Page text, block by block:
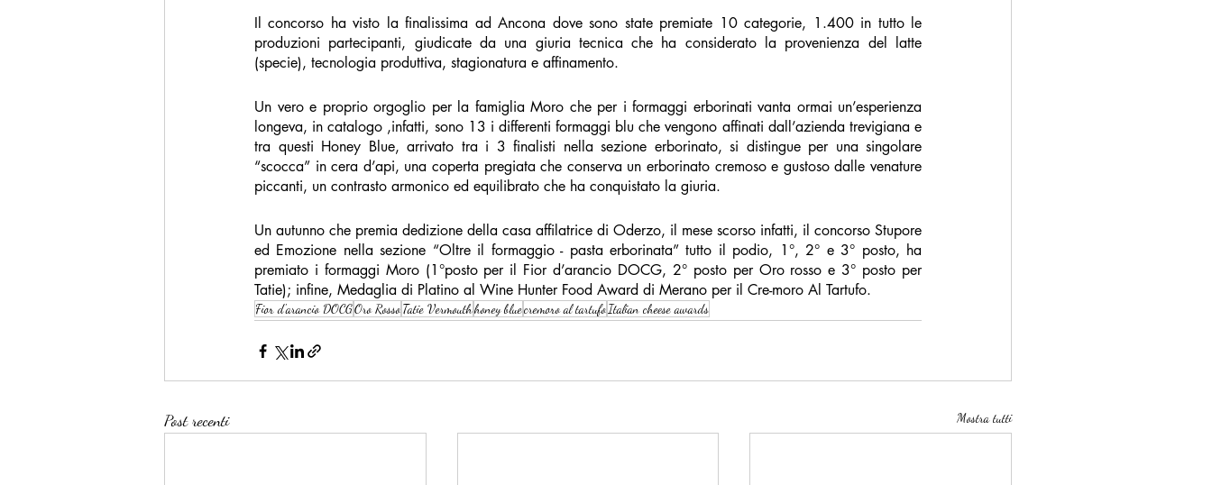
Il concorso ha visto la finalissima ad Ancona dove sono state premiate 10 categorie, 1.400 in tutto le
produzioni partecipanti, giudicate da una giuria tecnica che ha considerato la provenienza del latte
(specie), tecnologia produttiva, stagionatura e affinamento.
Un vero e proprio orgoglio per la famiglia Moro che per i formaggi erborinati vanta ormai un’esperienza
longeva, in catalogo ,infatti, sono 13 i differenti formaggi blu che vengono affinati dall’azienda trevigiana e
tra questi Honey Blue, arrivato tra i 3 finalisti nella sezione erborinato, si distingue per una singolare
“scocca” in cera d’api, una coperta pregiata che conserva un erborinato cremoso e gustoso dalle venature
piccanti, un contrasto armonico ed equilibrato che ha conquistato la giuria.
Un autunno che premia dedizione della casa affilatrice di Oderzo, il mese scorso infatti, il concorso Stupore
ed Emozione nella sezione “Oltre il formaggio - pasta erborinata” tutto il podio, 1°, 2° e 3° posto, ha
premiato i formaggi Moro (1°posto per il Fior d’arancio DOCG, 2° posto per Oro rosso e 3° posto per
Tatie); infine, Medaglia di Platino al Wine Hunter Food Award di Merano per il Cre-moro Al Tartufo.
Fior d'arancio DOCGOro RossoTatie Vermouthhoney bluecremoro al tartufoItalian cheese awards
Post recenti Mostra tutti